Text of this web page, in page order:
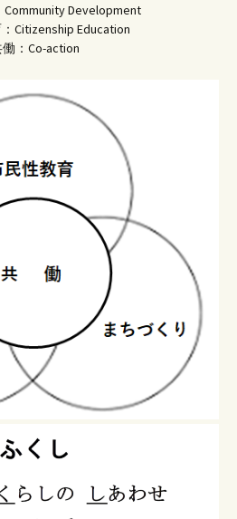
Development
Citizenship Education
：Co-action